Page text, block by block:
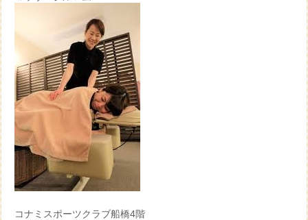
コナミスポーツクラブ船橋4階